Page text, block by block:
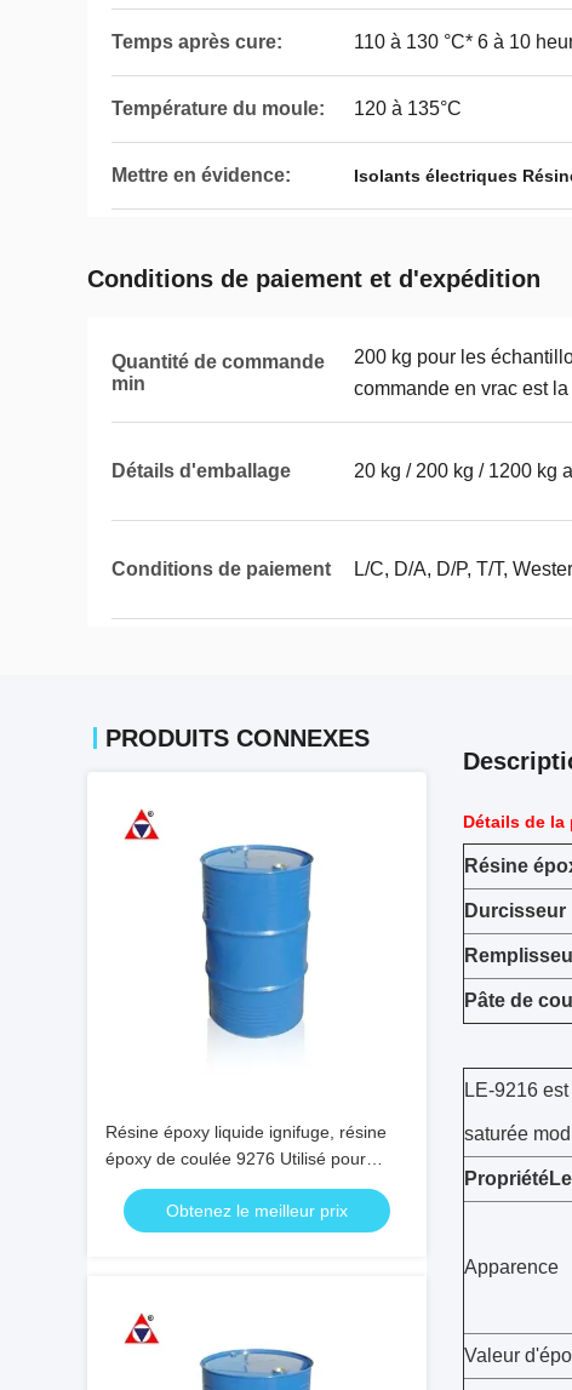
Temps après cure: 110 à 130 °C* 6 à 10
Température du moule: 120 à 135°C
Mettre en évidence: Isolants électriques
Conditions de paiement et d'expédition
Quantité de commande
min
200 kg pour les
commande en vrac est
Détails d'emballage 20 kg / 200 kg / 1200 kg
Conditions de paiement L/C, D/A, D/P, T/T,
PRODUITS CONNEXES
Résine époxy liquide ignifuge, résine
époxy de coulée 9276 Utilisé pour
transformateur de tension moyenne et
haute
Obtenez le meilleur prix
Détails de
Résine
Durcisseur
Pâte de
LE-9216
saturée
Propriété
Apparence
Valeur